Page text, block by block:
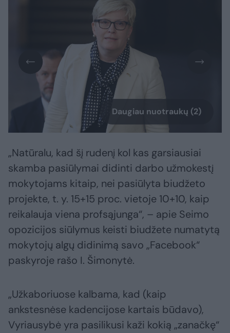
Daugiau nuotraukų (2)
„Natūralu, kad šį rudenį kol kas garsiausiai
skamba pasiūlymai didinti darbo užmokestį
mokytojams kitaip, nei pasiūlyta biudžeto
projekte, t. y. 15+15 proc. vietoje 10+10, kaip
reikalauja viena profsąjunga“, – apie Seimo
opozicijos siūlymus keisti biudžete numatytą
mokytojų algų didinimą savo „Facebook“
paskyroje rašo I. Šimonytė.
„Užkaboriuose kalbama, kad (kaip
ankstesnėse kadencijose kartais būdavo),
Vyriausybė yra pasilikusi kaži kokią „zanačkę“